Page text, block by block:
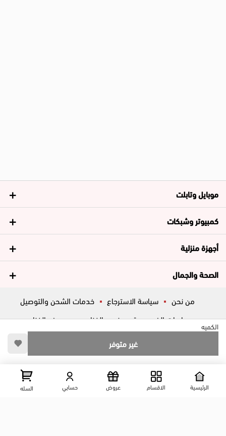
الكميه
غير متوفر
موبايل وتابلت
كمبيوتر وشبكات
أجهزة منزلية
الصحة والجمال
من نحن سياسة الاسترجاع
خدمات الشحن والتوصيل
سياسات الخصوصية
فروع الغزاوي
عروض الغزاوي
شارع المكاتب, الزقازيق , الشرقية, مصر عرض علي الخريطه
الرئيسية الاقسام عروض حسابي السله